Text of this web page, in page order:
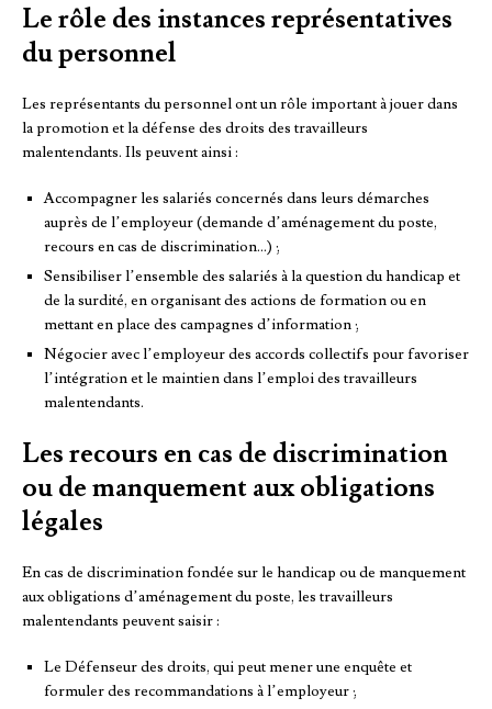
Le rôle des instances représentatives
du personnel
Les représentants du personnel ont un rôle important à jouer dans
la promotion et la défense des droits des travailleurs
malentendants. Ils peuvent ainsi :
Accompagner les salariés concernés dans leurs démarches
auprès de l’employeur (demande d’aménagement du poste,
recours en cas de discrimination…) ;
Sensibiliser l’ensemble des salariés à la question du handicap et
de la surdité, en organisant des actions de formation ou en
mettant en place des campagnes d’information ;
Négocier avec l’employeur des accords collectifs pour favoriser
l’intégration et le maintien dans l’emploi des travailleurs
malentendants.
Les recours en cas de discrimination
ou de manquement aux obligations
légales
En cas de discrimination fondée sur le handicap ou de manquement
aux obligations d’aménagement du poste, les travailleurs
malentendants peuvent saisir :
Le Défenseur des droits, qui peut mener une enquête et
formuler des recommandations à l’employeur ;